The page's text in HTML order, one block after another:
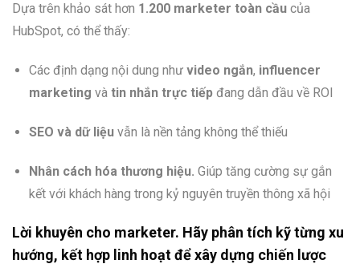
Dựa trên khảo sát hơn 1.200 marketer toàn cầu của
HubSpot, có thể thấy:
Các định dạng nội dung như video ngắn, influencer
marketing và tin nhắn trực tiếpđang dẫn đầu về ROI
SEO và dữ liệuvẫn là nền tảng không thể thiếu
Nhân cách hóa thương hiệu. Giúp tăng cường sự gắn
kết với khách hàng trong kỷ nguyên truyền thông xã hội
Lời khuyên cho marketer. Hãy phân tích kỹ từng xu
hướng, kết hợp linh hoạt để xây dựng chiến lược